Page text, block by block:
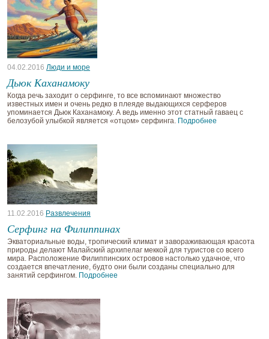
04.02.2016 Люди и море
Дьюк Каханамоку
Когда речь заходит о серфинге, то все вспоминают множество
известных имен и очень редко в плеяде выдающихся серферов
упоминается Дьюк Каханамоку. А ведь именно этот статный гаваец с
белозубой улыбкой является «отцом» серфинга. Подробнее
11.02.2016 Развлечения
Серфинг на Филиппинах
Экваториальные воды, тропический климат и завораживающая красота
природы делают Малайский архипелаг меккой для туристов со всего
мира. Расположение Филиппинских островов настолько удачное, что
создается впечатление, будто они были созданы специально для
занятий серфингом. Подробнее